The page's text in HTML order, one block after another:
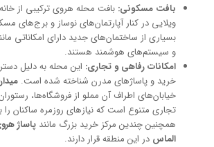
بافت مسکونی: بافت محله هروی ترکیبی از
ویلایی در کنار آپارتمان‌های نوساز و برج‌های
بسیاری از ساختمان‌های جدید دارای امکاناتی
و سیستم‌های هوشمند هستند.
امکانات رفاهی و تجاری: این محله به دلیل
خرید و پاساژهای مدرن شناخته شده است.
خیابان‌های اطراف آن مملو از فروشگاه‌ها،
تجاری متنوع است که نیازهای روزمره ساکنان
همچنین چندین مرکز خرید بزرگ مانند پاساژ
الماس در این منطقه قرار دارند.